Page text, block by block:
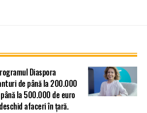
Diaspora
de până la 200.000
la 500.000 de euro
afaceri în țară.